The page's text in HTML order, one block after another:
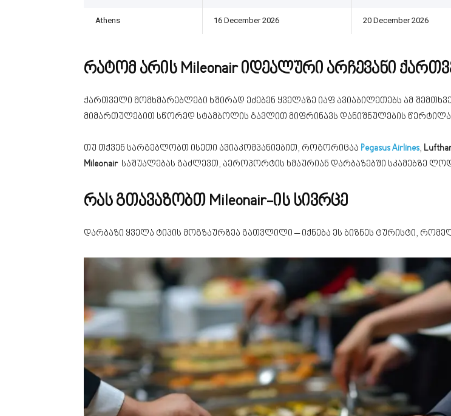
Athens 16 December 2026 20 December 2026
რატომ არის Mileonair იდეალური არჩევანი
ქართველი მომხმარებლები ხშირად ეძებენ ყველაზე იაფ ავიაბილეთებს ამ
მიმართულებით სწორედ სტამბოლის გავლით მიფრინავს დანიშნულების
თუ თქვენ სარგებლობთ ისეთი ავიაკომპანიებით, როგორიცაა Pegasus Airlines,
Mileonairსაშუალებას გაძლევთ, აეროპორტის ხმაურიან დარბაზებში სკამებზე
რას გთავაზობთ Mileonair-ის სივრცე
დარბაზი ყველა ტიპის მოგზაურზეა გათვლილი – იქნება ეს ბიზნეს ტურისტი,